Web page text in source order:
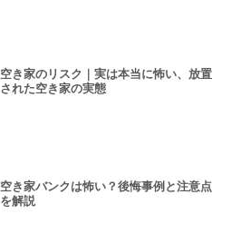
空き家のリスク｜実は本当に怖い、放置
された空き家の実態
空き家バンクは怖い？後悔事例と注意点
を解説